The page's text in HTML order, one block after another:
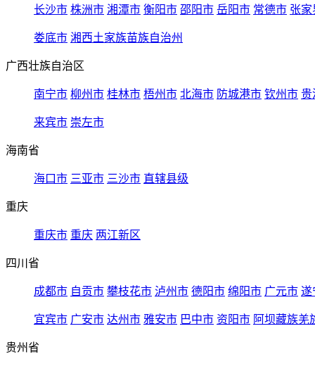
长沙市 株洲市 湘潭市 衡阳市 邵阳市 岳阳市 常德市 张家
娄底市 湘西土家族苗族自治州
广西壮族自治区
南宁市 柳州市 桂林市 梧州市 北海市 防城港市 钦州市 贵
来宾市 崇左市
海南省
海口市 三亚市 三沙市 直辖县级
重庆
重庆市 重庆 两江新区
四川省
成都市 自贡市 攀枝花市 泸州市 德阳市 绵阳市 广元市 遂
宜宾市 广安市 达州市 雅安市 巴中市 资阳市 阿坝藏族羌
贵州省